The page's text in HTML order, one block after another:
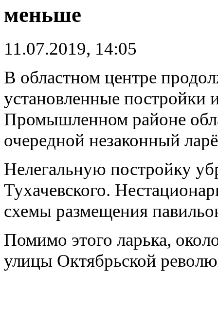
меньше
11.07.2019, 14:05
В областном центре
установленные постройки
Промышленном районе
очередной незаконный
Нелегальную постройку
Тухачевского.
схемы размещения
Помимо этого ларька,
улицы Октябрьской